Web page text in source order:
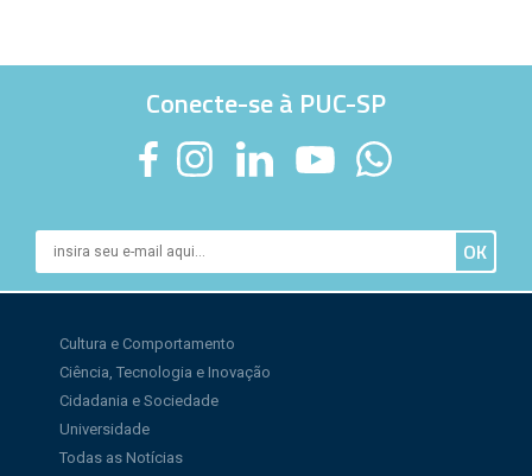
Conecte-se à PUC-SP
Cultura e Comportamento
Ciência, Tecnologia e Inovação
Cidadania e Sociedade
Universidade
Todas as Notícias